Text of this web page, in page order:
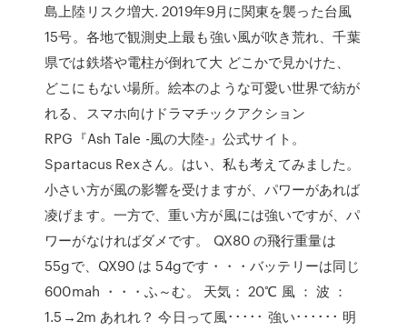
島上陸リスク増大. 2019年9月に関東を襲った台風
15号。各地で観測史上最も強い風が吹き荒れ、千葉
県では鉄塔や電柱が倒れて大 どこかで見かけた、
どこにもない場所。絵本のような可愛い世界で紡が
れる、スマホ向けドラマチックアクション
RPG『Ash Tale -風の大陸-』公式サイト。
Spartacus Rexさん。はい、私も考えてみました。
小さい方が風の影響を受けますが、パワーがあれば
凌げます。一方で、重い方が風には強いですが、パ
ワーがなければダメです。 QX80 の飛行重量は
55gで、QX90 は 54gです・・・バッテリーは同じ
600mah ・・・ふ～む。 天気： 20℃ 風 ： 波 ：
1.5→2m あれれ？ 今日って風･････ 強い･･････ 明